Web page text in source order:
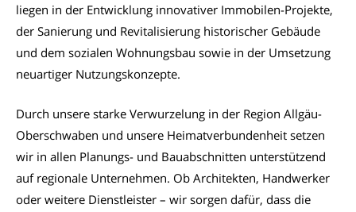
liegen in der Entwicklung innovativer Immobilen-Projekte,
der Sanierung und Revitalisierung historischer Gebäude
und dem sozialen Wohnungsbau sowie in der Umsetzung
neuartiger Nutzungskonzepte.
Durch unsere starke Verwurzelung in der Region Allgäu-
Oberschwaben und unsere Heimatverbundenheit setzen
wir in allen Planungs- und Bauabschnitten unterstützend
auf regionale Unternehmen. Ob Architekten, Handwerker
oder weitere Dienstleister – wir sorgen dafür, dass die